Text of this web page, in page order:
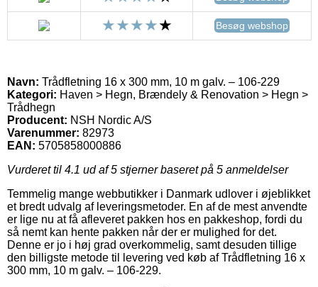
Besøg webshop
Navn: Trådfletning 16 x 300 mm, 10 m galv. – 106-229
Kategori: Haven > Hegn, Brændely & Renovation > Hegn >
Trådhegn
Producent: NSH Nordic A/S
Varenummer: 82973
EAN: 5705858000886
Vurderet til 4.1 ud af 5 stjerner baseret på 5 anmeldelser
Temmelig mange webbutikker i Danmark udlover i øjeblikket
et bredt udvalg af leveringsmetoder. En af de mest anvendte
er lige nu at få afleveret pakken hos en pakkeshop, fordi du
så nemt kan hente pakken når der er mulighed for det.
Denne er jo i høj grad overkommelig, samt desuden tillige
den billigste metode til levering ved køb af Trådfletning 16 x
300 mm, 10 m galv. – 106-229.